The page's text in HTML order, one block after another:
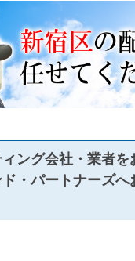
ング会社・業者を
・パートナーズへ